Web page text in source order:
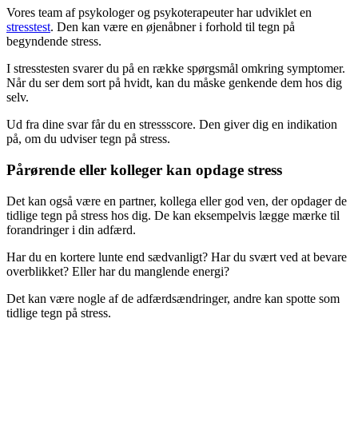
Vores team af psykologer og psykoterapeuter har udviklet en
stresstest. Den kan være en øjenåbner i forhold til tegn på
begyndende stress.
I stresstesten svarer du på en række spørgsmål omkring symptomer.
Når du ser dem sort på hvidt, kan du måske genkende dem hos dig
selv.
Ud fra dine svar får du en stressscore. Den giver dig en indikation
på, om du udviser tegn på stress.
Pårørende eller kolleger kan opdage stress
Det kan også være en partner, kollega eller god ven, der opdager de
tidlige tegn på stress hos dig. De kan eksempelvis lægge mærke til
forandringer i din adfærd.
Har du en kortere lunte end sædvanligt? Har du svært ved at bevare
overblikket? Eller har du manglende energi?
Det kan være nogle af de adfærdsændringer, andre kan spotte som
tidlige tegn på stress.